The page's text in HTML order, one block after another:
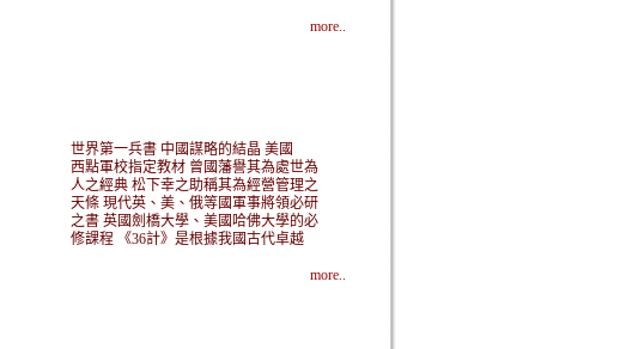
more..
世界第一兵書 中國謀略的結晶 美國
西點軍校指定教材 曾國藩譽其為處世為
人之經典 松下幸之助稱其為經營管理之
天條 現代英、美、俄等國軍事將領必研
之書 英國劍橋大學、美國哈佛大學的必
修課程 《36計》是根據我國古代卓越
more..